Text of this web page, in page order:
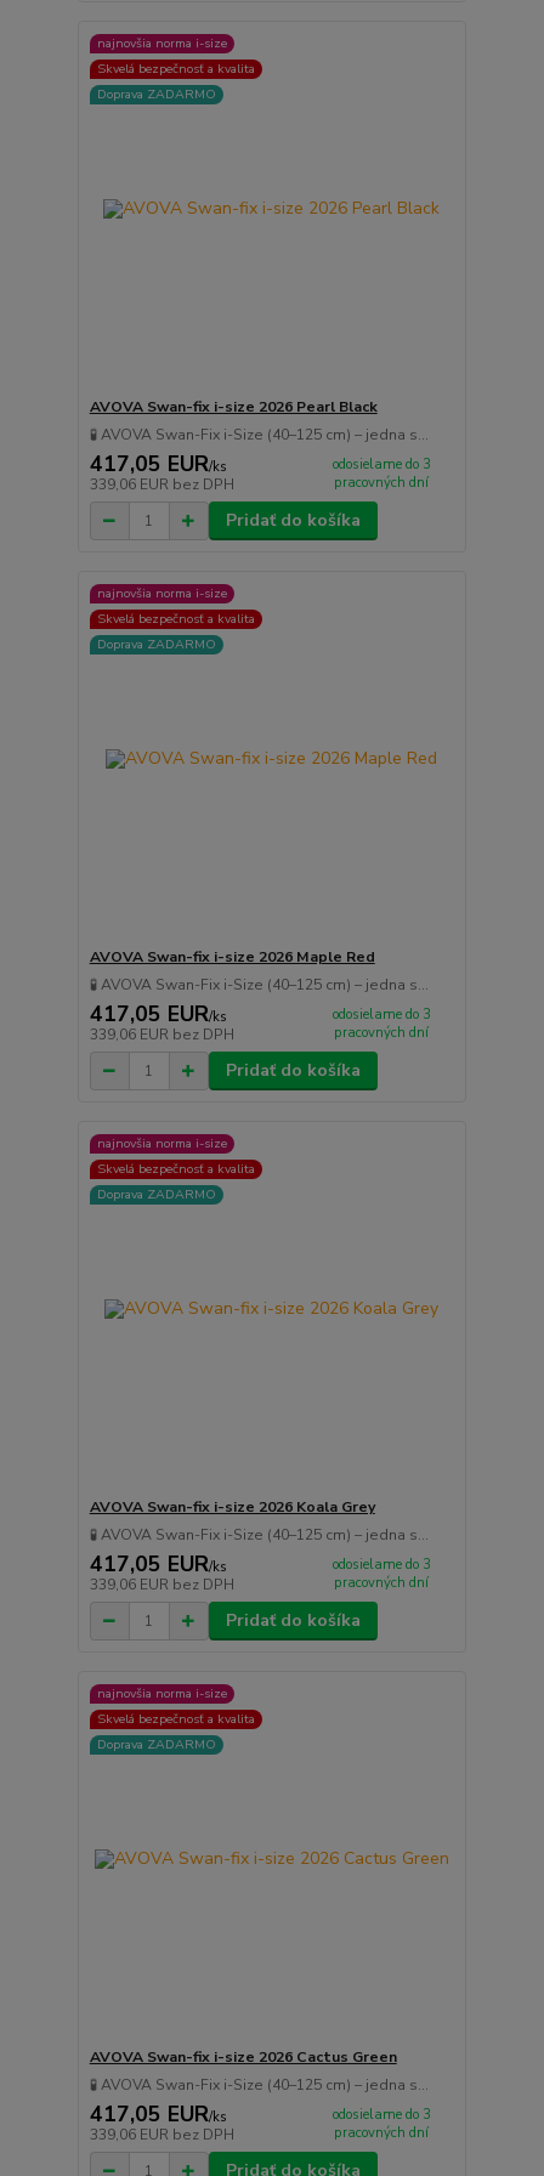
najnovšia norma i-size
Skvelá bezpečnosť a kvalita
Doprava ZADARMO
AVOVA Swan-fix i-size 2026 Pearl Black
🧪 AVOVA Swan-Fix i-Size (40–125 cm) – jedna s...
417,05 EUR/ks
339,06 EUR bez DPH
odosielame do 3
pracovných dní
Pridať do košíka
najnovšia norma i-size
Skvelá bezpečnosť a kvalita
Doprava ZADARMO
AVOVA Swan-fix i-size 2026 Maple Red
🧪 AVOVA Swan-Fix i-Size (40–125 cm) – jedna s...
417,05 EUR/ks
339,06 EUR bez DPH
odosielame do 3
pracovných dní
Pridať do košíka
najnovšia norma i-size
Skvelá bezpečnosť a kvalita
Doprava ZADARMO
AVOVA Swan-fix i-size 2026 Koala Grey
🧪 AVOVA Swan-Fix i-Size (40–125 cm) – jedna s...
417,05 EUR/ks
339,06 EUR bez DPH
odosielame do 3
pracovných dní
Pridať do košíka
najnovšia norma i-size
Skvelá bezpečnosť a kvalita
Doprava ZADARMO
AVOVA Swan-fix i-size 2026 Cactus Green
🧪 AVOVA Swan-Fix i-Size (40–125 cm) – jedna s...
417,05 EUR/ks
339,06 EUR bez DPH
odosielame do 3
pracovných dní
Pridať do košíka